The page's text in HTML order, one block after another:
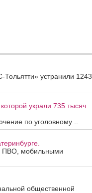
устранили 1243
украли 735 тысяч
по уголовному ..
ПВО, мобильными
общественной